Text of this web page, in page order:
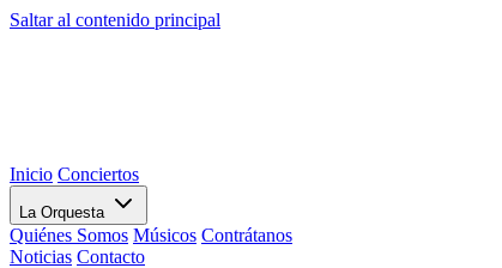
Saltar al contenido principal
Inicio Conciertos
La Orquesta
Quiénes Somos Músicos Contrátanos
Noticias Contacto